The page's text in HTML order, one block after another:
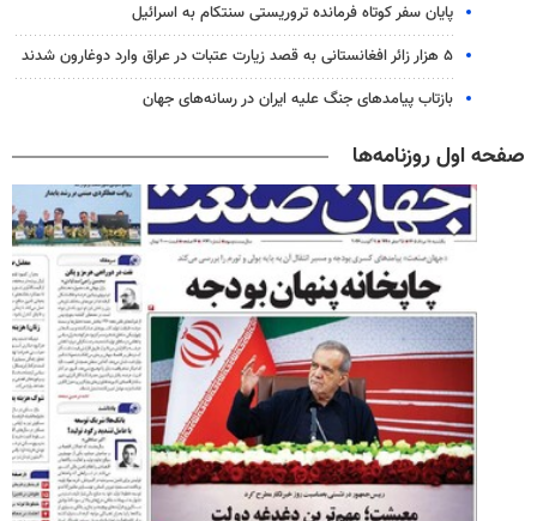
پایان سفر کوتاه فرمانده تروریستی سنتکام به اسرائیل
۵ هزار زائر افغانستانی به قصد زیارت عتبات در عراق وارد دوغارون شدند
بازتاب پیامدهای جنگ علیه ایران در رسانه‌های جهان
صفحه اول روزنامه‌ها